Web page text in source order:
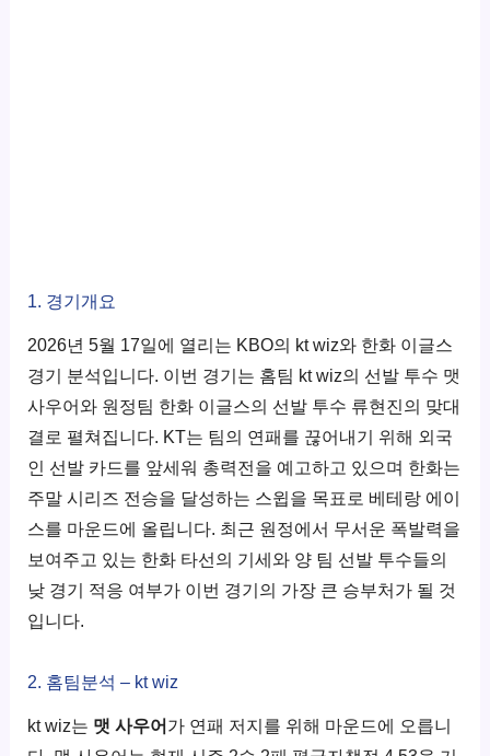
1. 경기개요
2026년 5월 17일에 열리는 KBO의 kt wiz와 한화 이글스
경기 분석입니다. 이번 경기는 홈팀 kt wiz의 선발 투수 맷
사우어와 원정팀 한화 이글스의 선발 투수 류현진의 맞대
결로 펼쳐집니다. KT는 팀의 연패를 끊어내기 위해 외국
인 선발 카드를 앞세워 총력전을 예고하고 있으며 한화는
주말 시리즈 전승을 달성하는 스윕을 목표로 베테랑 에이
스를 마운드에 올립니다. 최근 원정에서 무서운 폭발력을
보여주고 있는 한화 타선의 기세와 양 팀 선발 투수들의
낮 경기 적응 여부가 이번 경기의 가장 큰 승부처가 될 것
입니다.
2. 홈팀분석 – kt wiz
kt wiz는 맷 사우어가 연패 저지를 위해 마운드에 오릅니